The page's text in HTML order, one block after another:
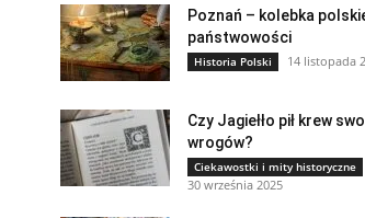
Poznań – kolebka
państwowości
Historia Polski 14 listopada
Czy Jagiełło pił krew
wrogów?
Ciekawostki i mity historyczne
30 września 2025